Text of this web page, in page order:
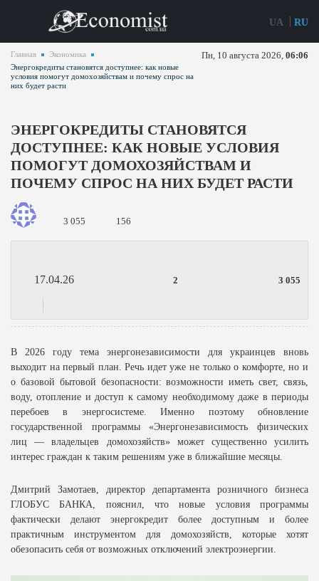
UA RU
Главная
Экономика
Энергокредиты становятся доступнее: как новые
условия помогут домохозяйствам и почему спрос на
них будет расти
Пн, 10 августа 2026, 06:06
ЭНЕРГОКРЕДИТЫ СТАНОВЯТСЯ
ДОСТУПНЕЕ: КАК НОВЫЕ УСЛОВИЯ
ПОМОГУТ ДОМОХОЗЯЙСТВАМ И
ПОЧЕМУ СПРОС НА НИХ БУДЕТ РАСТИ
3 055 156
17.04.26 2 3 055
В 2026 году тема энергонезависимости для украинцев вновь
выходит на первый план. Речь идет уже не только о комфорте, но и
о базовой бытовой безопасности: возможности иметь свет, связь,
воду, отопление и доступ к самому необходимому даже в периоды
перебоев в энергосистеме. Именно поэтому обновление
государственной программы «Энергонезависимость физических
лиц — владельцев домохозяйств» может существенно усилить
интерес граждан к таким решениям уже в ближайшие месяцы.
Дмитрий Замотаев, директор департамента розничного бизнеса
ГЛОБУС БАНКА, пояснил, что новые условия программы
фактически делают энергокредит более доступным и более
практичным инструментом для домохозяйств, которые хотят
обезопасить себя от возможных отключений электроэнергии.